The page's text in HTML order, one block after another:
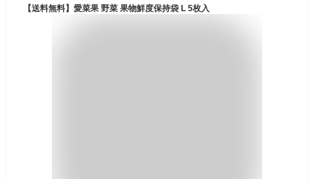
【送料無料】愛菜果 野菜 果物鮮度保持袋 L 5枚入